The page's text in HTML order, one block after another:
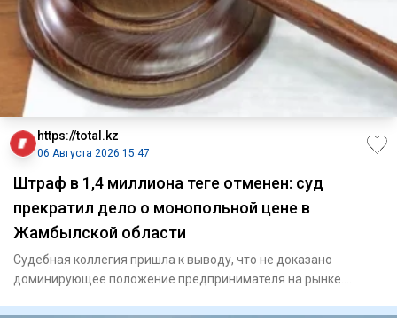
https://total.kz
06 Августа 2026 15:47
Штраф в 1,4 миллиона теңге отменен: суд
прекратил дело о монопольной цене в
Жамбылской области
Судебная коллегия пришла к выводу, что не доказано
доминирующее положение предпринимателя на рынке.